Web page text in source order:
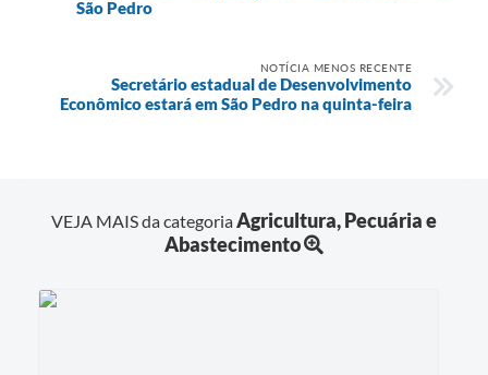
São Pedro
NOTÍCIA MENOS RECENTE
Secretário estadual de Desenvolvimento
Econômico estará em São Pedro na quinta-feira
VEJA MAIS da categoriaAgricultura, Pecuária e
Abastecimento